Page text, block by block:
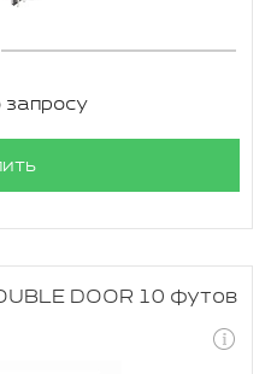
запросу
DOOR 10 футов